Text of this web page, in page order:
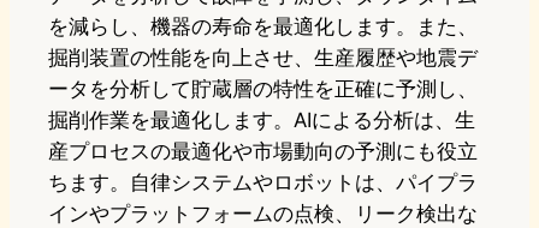
を減らし、機器の寿命を最適化します。また、
掘削装置の性能を向上させ、生産履歴や地震デ
ータを分析して貯蔵層の特性を正確に予測し、
掘削作業を最適化します。AIによる分析は、生
産プロセスの最適化や市場動向の予測にも役立
ちます。自律システムやロボットは、パイプラ
インやプラットフォームの点検、リーク検出な